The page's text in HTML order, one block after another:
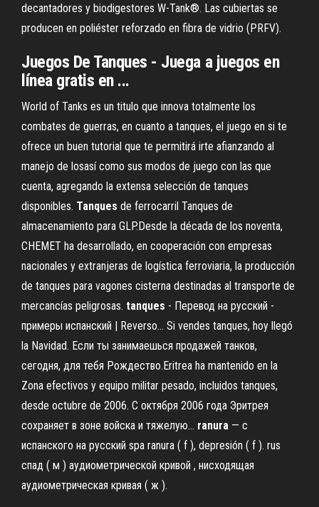
decantadores y biodigestores W-Tank®. Las cubiertas se
producen en poliéster reforzado en fibra de vidrio (PRFV).
Juegos De Tanques - Juega a juegos en
línea gratis en ...
World of Tanks es un titulo que innova totalmente los
combates de guerras, en cuanto a tanques, el juego en si te
ofrece un buen tutorial que te permitirá irte afianzando al
manejo de losasí como sus modos de juego con las que
cuenta, agregando la extensa selección de tanques
disponibles. Tanques de ferrocarril Tanques de
almacenamiento para GLP.Desde la década de los noventa,
CHEMET ha desarrollado, en cooperación con empresas
nacionales y extranjeras de logística ferroviaria, la producción
de tanques para vagones cisterna destinadas al transporte de
mercancías peligrosas. tanques - Перевод на русский -
примеры испанский | Reverso… Si vendes tanques, hoy llegó
la Navidad. Если ты занимаешься продажей танков,
сегодня, для тебя Рождество.Eritrea ha mantenido en la
Zona efectivos y equipo militar pesado, incluidos tanques,
desde octubre de 2006. С октября 2006 года Эритрея
сохраняет в зоне войска и тяжелую... ranura — с
испанского на русский spa ranura ( f ), depresión ( f ). rus
спад ( м ) аудиометрической кривой , нисходящая
аудиометрическая кривая ( ж ).